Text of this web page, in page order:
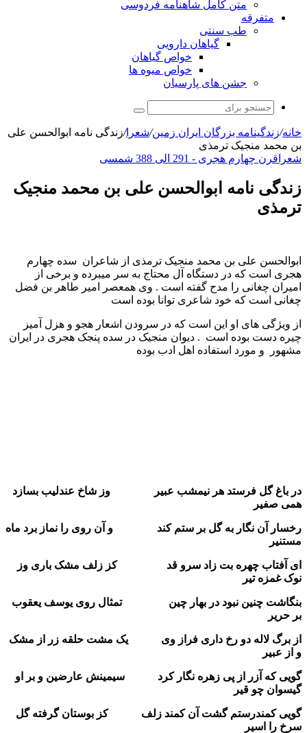
متن کامل شاهنامه فردوسی
متفرقه
طب سنتی
گیاهان دارویی
خواص گیاهان
خواص میوه ها
جشن های پارسیان
جستجو
برای
خانه/زندگینامه بزرگان ایران زمین/شعرا/زندگی نامه ابوالحسن علی
بن محمد منجیک ترمذی
شعرا قرن چهارم هجری - 291 الی 388 شمسی
زندگی نامه ابوالحسن علی بن محمد منجیک
ترمذی
ابوالحسن علی بن محمد منجیک ترمذی از شاعران سده چهارم
هجری است که در دستگاه آل محتاج به سر میبرده و برخی از
امیران چغانی را مدح گفته است . وی همعصر امیر طاهر بن فضل
چغانی است که خود شاعری توانا بوده است
از ویژگی های او این است که در سرودن اشعار هجو و هزل آمیز
چیره دست بوده است . دیوان منجیک در سده پنجک هجری در ایران
مشهور و مورد استفاده اهل ادب بوده
در باغ گل فرستد هر نیمشب عبیر وز شاخ عندلیب بسازد
همی صفیر
رخسار آن نگار به گل بر ستم کند و آن روی را نماز برد ماه
مستنیر
ای آفتاب چهره بت زاد سرو قد کز زلف مشک باری وز
نوک غمزه تیر
بنگاشت چنین نبود در بهار چین تمثال روی یوسف یعقوب
بر حریر
از برگ لاله دو رخ داری فراز وی یک مشت حلقه زر از مشک
و از عبیر
گویی که آزر از پی زهره نگار کرد سیمینش عارضین و بر او
گیسوان چو قیر
گویی کمندرستم گشت آن کمند زلف کز بوستان گرفته گل
سرخ را اسیر